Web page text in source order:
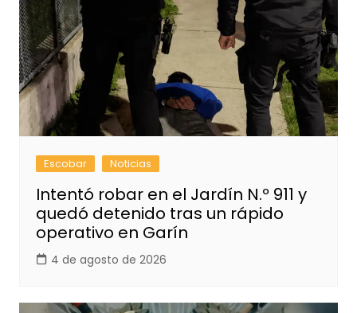
Escobar Noticias
Intentó robar en el Jardín N.º 911 y
quedó detenido tras un rápido
operativo en Garín
4 de agosto de 2026